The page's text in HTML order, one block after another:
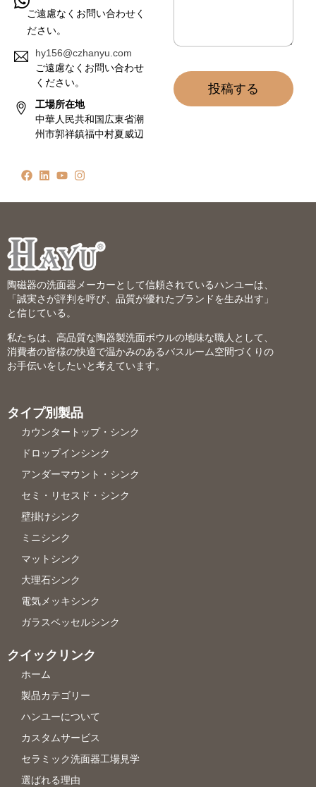
ご遠慮なくお問い合わせく
ださい。
hy156@czhanyu.com
ご遠慮なくお問い合わせ
ください。
工場所在地
中華人民共和国広東省潮
州市郭祥鎮福中村夏威辺
投稿する
陶磁器の洗面器メーカーとして信頼されているハンユーは、
「誠実さが評判を呼び、品質が優れたブランドを生み出す」
と信じている。
私たちは、高品質な陶器製洗面ボウルの地味な職人として、
消費者の皆様の快適で温かみのあるバスルーム空間づくりの
お手伝いをしたいと考えています。
タイプ別製品
カウンタートップ・シンク
ドロップインシンク
アンダーマウント・シンク
セミ・リセスド・シンク
壁掛けシンク
ミニシンク
マットシンク
大理石シンク
電気メッキシンク
ガラスベッセルシンク
クイックリンク
ホーム
製品カテゴリー
ハンユーについて
カスタムサービス
セラミック洗面器工場見学
選ばれる理由